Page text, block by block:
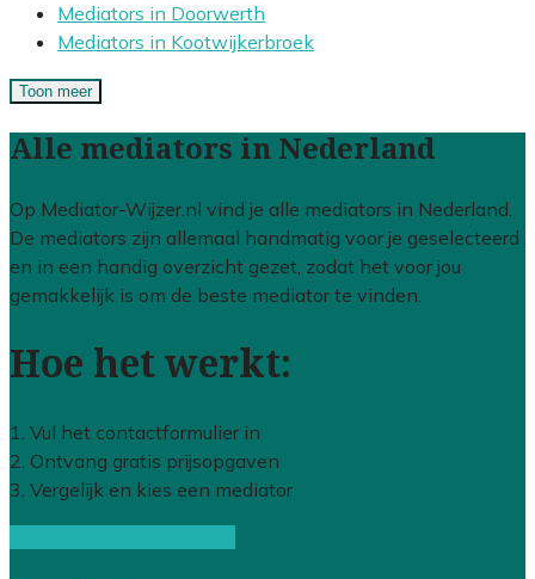
Mediators in Doorwerth
Mediators in Kootwijkerbroek
Toon meer
Alle mediators in Nederland
Op Mediator-Wijzer.nl vind je alle mediators in Nederland.
De mediators zijn allemaal handmatig voor je geselecteerd
en in een handig overzicht gezet, zodat het voor jou
gemakkelijk is om de beste mediator te vinden.
Hoe het werkt:
1. Vul het contactformulier in
2. Ontvang gratis prijsopgaven
3. Vergelijk en kies een mediator